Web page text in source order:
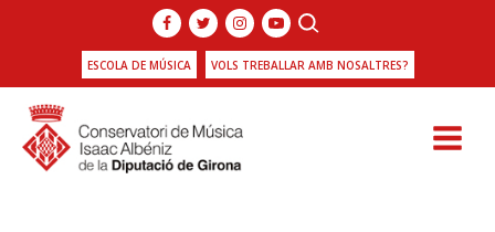
ESCOLA DE MÚSICA VOLS TREBALLAR AMB NOSALTRES?